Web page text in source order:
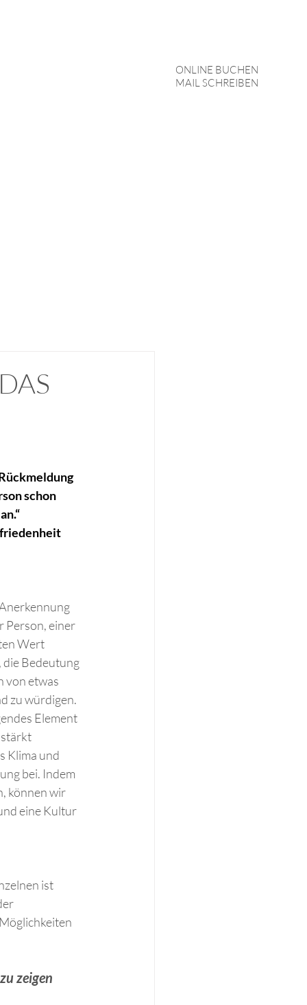
ONLINE BUCHEN
MAIL SCHREIBEN
schon
Person, einer
Wert
die Bedeutung
von etwas
zu würdigen.
Element
stärkt
Klima und
bei. Indem
können wir
eine Kultur
ist
zeigen